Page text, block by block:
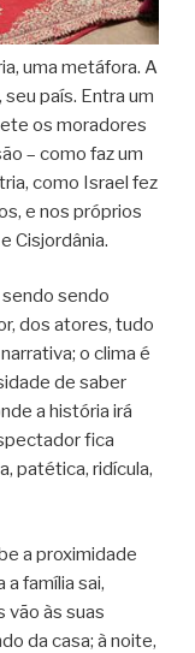
uma metáfora. A
país. Entra um
os moradores
– como faz um
como Israel fez
e nos próprios
Cisjordânia.
sendo
dos atores, tudo
o clima é
de saber
a história irá
fica
patética, ridícula,
a proximidade
família sai,
vão às suas
da casa; à noite,